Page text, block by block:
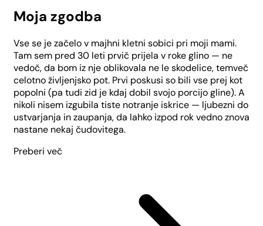
Moja zgodba
Vse se je začelo v majhni kletni sobici pri moji mami.
Tam sem pred 30 leti prvič prijela v roke glino — ne
vedoč, da bom iz nje oblikovala ne le skodelice, temveč
celotno življenjsko pot. Prvi poskusi so bili vse prej kot
popolni (pa tudi zid je kdaj dobil svojo porcijo gline). A
nikoli nisem izgubila tiste notranje iskrice — ljubezni do
ustvarjanja in zaupanja, da lahko izpod rok vedno znova
nastane nekaj čudovitega.
Preberi več